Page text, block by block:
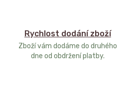
Rychlost dodání zboží
Zboží vám dodáme do druhého
dne od obdržení platby.